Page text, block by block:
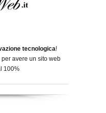
tecnologica!
avere un sito web
100%